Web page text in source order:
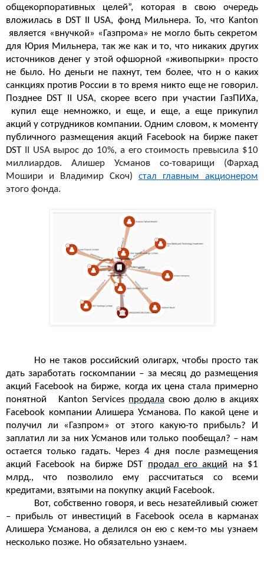
общекорпоративных целей”, которая в свою очередь
вложилась в DST II USA, фонд Мильнера. То, что Kanton
является «внучкой» «Газпрома» не могло быть секретом
для Юрия Мильнера, так же как и то, что никаких других
источников денег у этой офшорной «живопырки» просто
не было. Но деньги не пахнут, тем более, что н о каких
санкциях против России в то время никто еще не говорил.
Позднее DST II USA, скорее всего при участии ГазПИХа,
купил еще немножко, и еще, и еще, а еще прикупил
акций у сотрудников компании. Одним словом, к моменту
публичного размещения акций Facebook на бирже пакет
DST
II USA вырос до 10%, а его стоимость превысила $10
миллиардов. Алишер Усманов со-товарищи (Фархад
Мошири и Владимир Скоч) стал главным акционером
этого фонда.
Но не таков российский олигарх, чтобы просто так
дать заработать госкомпании – за месяц до размещения
акций Facebook на бирже, когда их цена стала примерно
понятной
Kanton Services продала свою долю в акциях
Facebook компании Алишера Усманова. По какой цене и
получил ли «Газпром» от этого какую-то прибыль? И
заплатил ли за них Усманов или только пообещал? – нам
остается только гадать. Через 4 дня после размещения
акций Facebook на бирже DST продал его акций на $1
млрд., что позволило ему рассчитаться со всеми
кредитами, взятыми на покупку акций Facebook.
Вот, собственно говоря, и весь незатейливый сюжет
– прибыль от инвестиций в Facebook осела в карманах
Алишера Усманова, а делился он ею с кем-то мы узнаем
несколько позже. Но обязательно узнаем.